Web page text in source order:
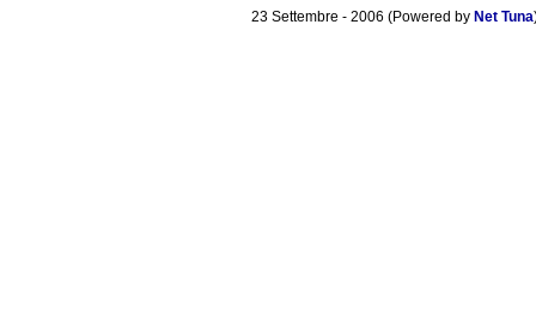
23 Settembre - 2006 (Powered by Net Tuna